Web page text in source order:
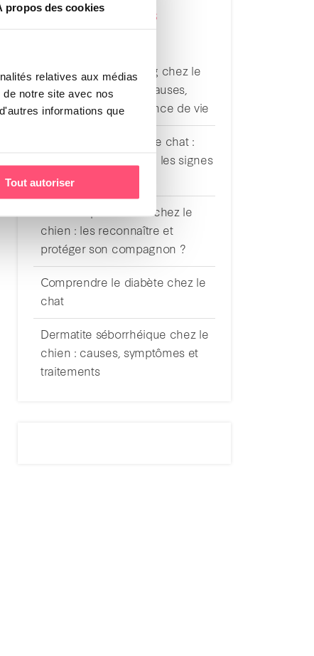
propos des cookies
relatives aux médias
notre site avec nos
informations que
Tout autoriser
ARTICLES
Syndrome de Cushing chez le
chien : symptômes, causes,
traitements et espérance de vie
Déshydratation chez le chat :
comment reconnaître les signes
et agir rapidement ?
Maladies parasitaires chez le
chien : les reconnaître et
protéger son compagnon ?
Comprendre le diabète chez le
chat
Dermatite séborrhéique chez le
chien : causes, symptômes et
traitements